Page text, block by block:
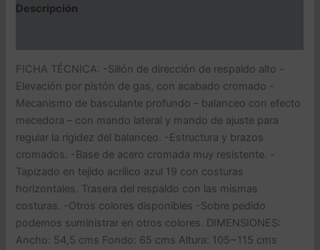
cantidad
Descripción
FICHA TÉCNICA: -Sillón de dirección de respaldo alto -
Elevación por pistón de gas, con acabado cromado -
Mecanismo de basculante profundo – balanceo con efecto
mecedora – con mando lateral y mando de ajuste para
regular la rigidez del balanceo. -Estructura y brazos
cromados. -Base de acero cromada muy resistente. -
Tapizado en tejido acrílico azul 19 con costuras
horizontales. Trasera del respaldo con las mismas
costuras. -Otros colores disponibles -Sobre pedido
podemos suministrar en otros colores. DIMENSIONES:
Ancho: 54,5 cms Fondo: 65 cms Altura: 105~115 cms